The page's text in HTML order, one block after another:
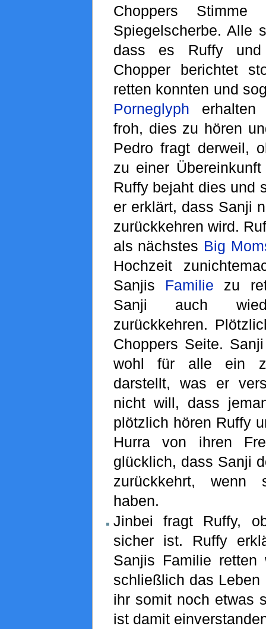
Choppers
Spiegelscherbe. Alle
dass es Ruffy
Chopper berichtet
retten konnten und
Porneglyph erhalten
froh, dies zu hören
Pedro fragt derweil,
zu einer
Ruffy bejaht dies und
er erklärt, dass Sanji
zurückkehren wird.
als nächstes Big
Hochzeit
Sanjis Familie zu
Sanji auch
zurückkehren.
Choppers Seite.
wohl für alle ein
darstellt, was er
nicht will, dass
plötzlich hören Ruffy
Hurra von ihren
glücklich, dass Sanji
zurückkehrt, wenn
haben.
Jinbei fragt Ruffy,
sicher ist. Ruffy
Sanjis Familie
schließlich das
ihr somit noch etwas
ist damit